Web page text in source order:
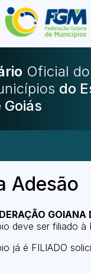
Oficial
Adesão
GOIANA
deve ser filiado à
já é FILIADO